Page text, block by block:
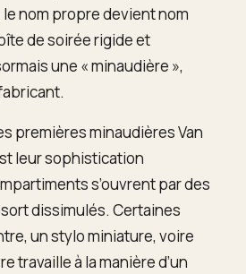
nom propre devient nom
de soirée rigide et
une « minaudière »,
premières minaudières Van
leur sophistication
s’ouvrent par des
dissimulés. Certaines
un stylo miniature, voire
travaille à la manière d’un